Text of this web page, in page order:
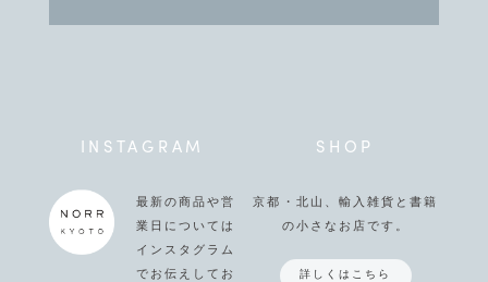
INSTAGRAM
最新の商品や営
業日については
インスタグラム
でお伝えしてお
SHOP
京都・北山、輸入雑貨と書籍
の小さなお店です。
詳しくはこちら